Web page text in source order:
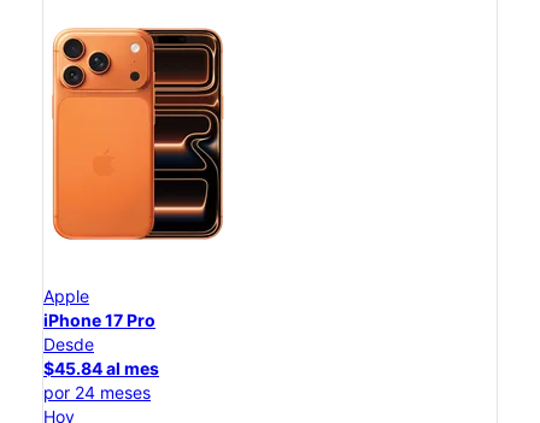
Apple
iPhone 17 Pro
Desde
$45.84 al mes
por 24 meses
Hoy